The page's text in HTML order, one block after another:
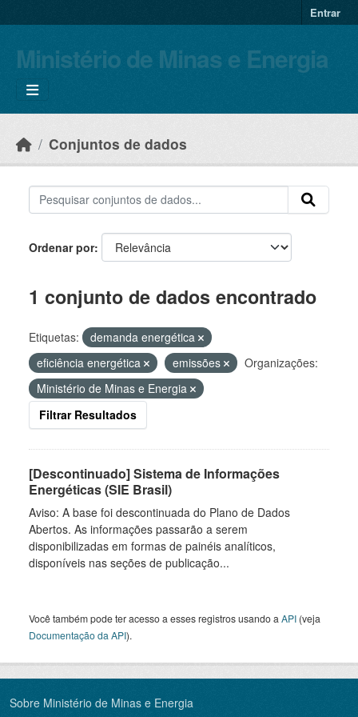
Entrar
Ministério de Minas e Energia
Conjuntos de dados
Ordenar por
1 conjunto de dados encontrado
Etiquetas:
demanda energética
eficiência energética
emissões
Organizações:
Ministério de Minas e Energia
Filtrar Resultados
[Descontinuado] Sistema de Informações
Energéticas (SIE Brasil)
Aviso: A base foi descontinuada do Plano de Dados
Abertos. As informações passarão a serem
disponibilizadas em formas de painéis analíticos,
disponíveis nas seções de publicação...
Você também pode ter acesso a esses registros usando a API (veja
Documentação da API).
Sobre Ministério de Minas e Energia